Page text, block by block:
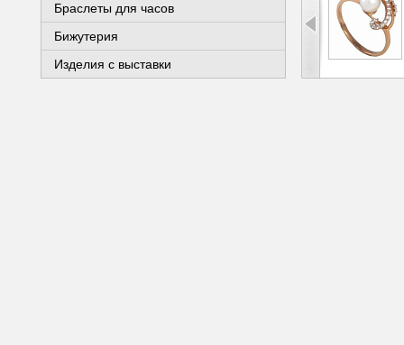
Браслеты для часов
Бижутерия
Изделия с выставки